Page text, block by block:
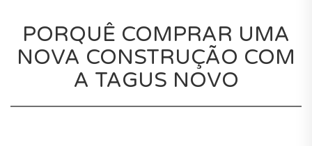
PORQUÊ COMPRAR UMA
NOVA CONSTRUÇÃO COM
A TAGUS NOVO